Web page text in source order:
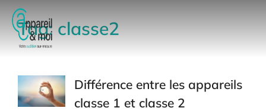
Tag: classe2
Différence entre les appareils
classe 1 et classe 2